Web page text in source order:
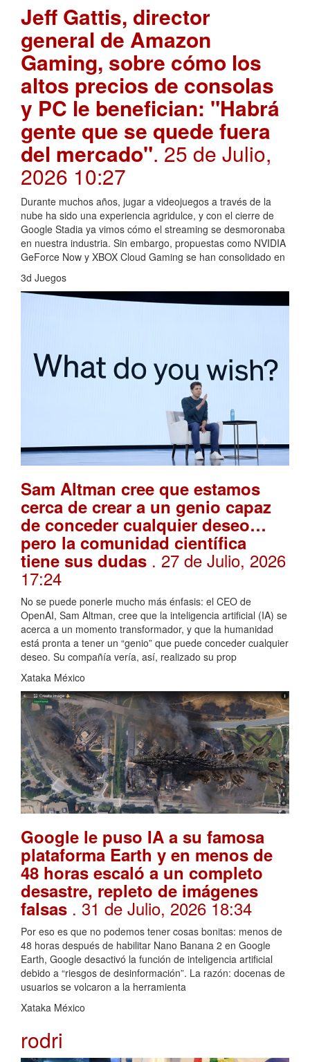
Jeff Gattis, director
general de Amazon
Gaming, sobre cómo los
altos precios de consolas
y PC le benefician: "Habrá
gente que se quede fuera
del mercado". 25 de Julio,
2026 10:27
Durante muchos años, jugar a videojuegos a través de la
nube ha sido una experiencia agridulce, y con el cierre de
Google Stadia ya vimos cómo el streaming se desmoronaba
en nuestra industria. Sin embargo, propuestas como NVIDIA
GeForce Now y XBOX Cloud Gaming se han consolidado en
3d Juegos
Sam Altman cree que estamos
cerca de crear a un genio capaz
de conceder cualquier deseo…
pero la comunidad científica
tiene sus dudas . 27 de Julio, 2026
17:24
No se puede ponerle mucho más énfasis: el CEO de
OpenAI, Sam Altman, cree que la inteligencia artificial (IA) se
acerca a un momento transformador, y que la humanidad
está pronta a tener un “genio” que puede conceder cualquier
deseo. Su compañía vería, así, realizado su prop
Xataka México
Google le puso IA a su famosa
plataforma Earth y en menos de
48 horas escaló a un completo
desastre, repleto de imágenes
falsas . 31 de Julio, 2026 18:34
Por eso es que no podemos tener cosas bonitas: menos de
48 horas después de habilitar Nano Banana 2 en Google
Earth, Google desactivó la función de inteligencia artificial
debido a “riesgos de desinformación”. La razón: docenas de
usuarios se volcaron a la herramienta
Xataka México
rodri